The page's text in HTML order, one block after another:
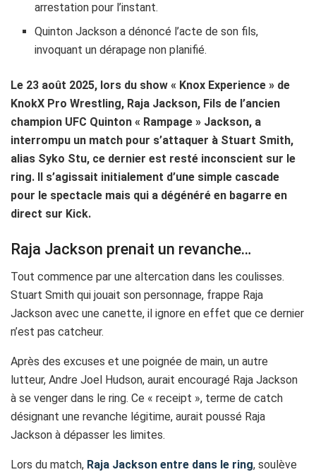
arrestation pour l’instant.
Quinton Jackson a dénoncé l’acte de son fils,
invoquant un dérapage non planifié.
Le 23 août 2025, lors du show « Knox Experience » de
KnokX Pro Wrestling, Raja Jackson, Fils de l’ancien
champion UFC Quinton « Rampage » Jackson, a
interrompu un match pour s’attaquer à Stuart Smith,
alias Syko Stu, ce dernier est resté inconscient sur le
ring. Il s’agissait initialement d’une simple cascade
pour le spectacle mais qui a dégénéré en bagarre en
direct sur Kick.
Raja Jackson prenait un revanche…
Tout commence par une altercation dans les coulisses.
Stuart Smith qui jouait son personnage, frappe Raja
Jackson avec une canette, il ignore en effet que ce dernier
n’est pas catcheur.
Après des excuses et une poignée de main, un autre
lutteur, Andre Joel Hudson, aurait encouragé Raja Jackson
à se venger dans le ring. Ce « receipt », terme de catch
désignant une revanche légitime, aurait poussé Raja
Jackson à dépasser les limites.
Lors du match, Raja Jackson entre dans le ring, soulève